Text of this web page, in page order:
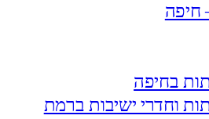
חיפה
בחיפה
וחדרי ישיבות ברמת